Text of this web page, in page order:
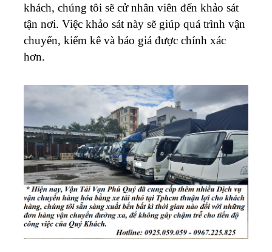
khách, chúng tôi sẽ cử nhân viên đến khảo sát
tận nơi. Việc khảo sát này sẽ giúp quá trình vận
chuyển, kiểm kê và báo giá được chính xác
hơn.